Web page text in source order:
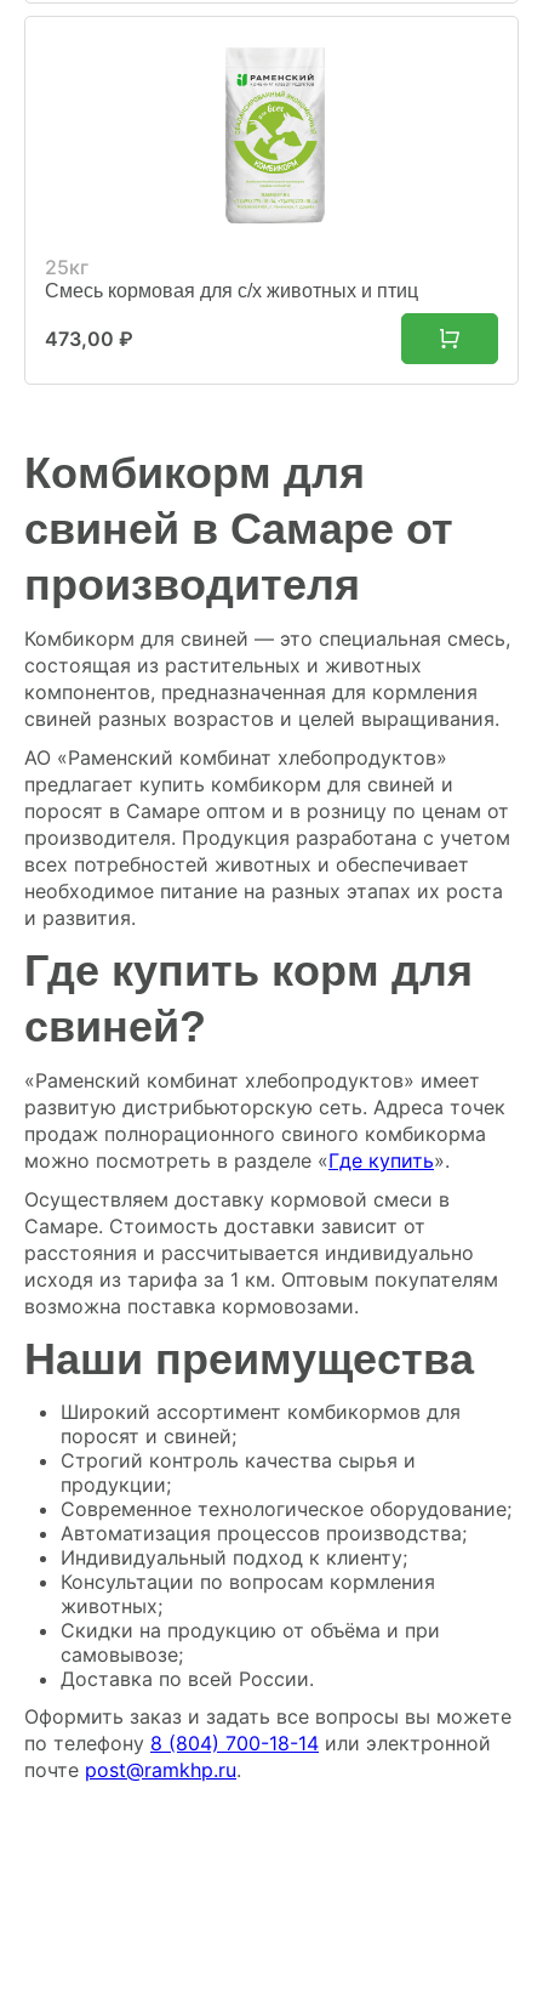
25кг
Смесь кормовая для с/х животных и птиц
473,00 ₽
Комбикорм для
свиней в Самаре от
производителя
Комбикорм для свиней — это специальная смесь,
состоящая из растительных и животных
компонентов, предназначенная для кормления
свиней разных возрастов и целей выращивания.
АО «Раменский комбинат хлебопродуктов»
предлагает купить комбикорм для свиней и
поросят в Самаре оптом и в розницу по ценам от
производителя. Продукция разработана с учетом
всех потребностей животных и обеспечивает
необходимое питание на разных этапах их роста
и развития.
Где купить корм для
свиней?
«Раменский комбинат хлебопродуктов» имеет
развитую дистрибьюторскую сеть. Адреса точек
продаж полнорационного свиного комбикорма
можно посмотреть в разделе «Где купить».
Осуществляем доставку кормовой смеси в
Самаре. Стоимость доставки зависит от
расстояния и рассчитывается индивидуально
исходя из тарифа за 1 км. Оптовым покупателям
возможна поставка кормовозами.
Наши преимущества
Широкий ассортимент комбикормов для
поросят и свиней;
Строгий контроль качества сырья и
продукции;
Современное технологическое оборудование;
Автоматизация процессов производства;
Индивидуальный подход к клиенту;
Консультации по вопросам кормления
животных;
Скидки на продукцию от объёма и при
самовывозе;
Доставка по всей России.
Оформить заказ и задать все вопросы вы можете
по телефону 8 (804) 700-18-14 или электронной
почте post@ramkhp.ru.